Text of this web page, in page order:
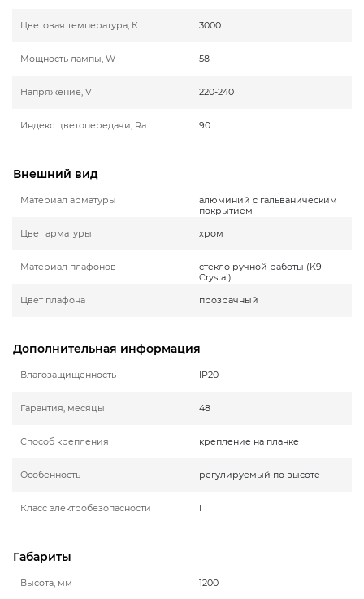
Цветовая температура, К 3000
Мощность лампы, W 58
Напряжение, V 220-240
Индекс цветопередачи, Ra 90
Внешний вид
Материал арматуры
алюминий с гальваническим
покрытием
Цвет арматуры
хром
Материал плафонов
стекло ручной работы (K9
Crystal)
Цвет плафона
прозрачный
Дополнительная информация
Влагозащищенность IP20
Гарантия, месяцы 48
Способ крепления крепление на планке
Особенность регулируемый по высоте
Класс электробезопасности I
Габариты
Высота, мм 1200